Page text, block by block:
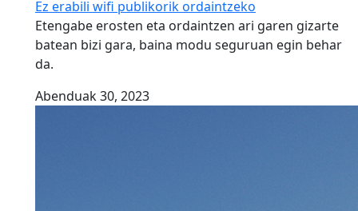
Ez erabili wifi publikorik ordaintzeko
Etengabe erosten eta ordaintzen ari garen gizarte
batean bizi gara, baina modu seguruan egin behar
da.
Abenduak 30, 2023